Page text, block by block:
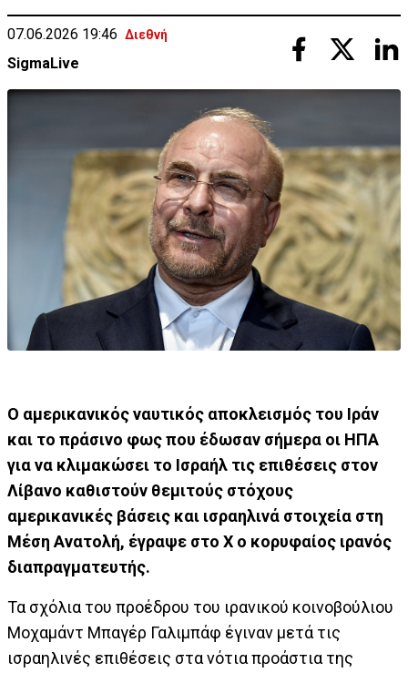
07.06.2026 19:46 Διεθνή
SigmaLive
Ο αμερικανικός ναυτικός αποκλεισμός του Ιράν
και το πράσινο φως που έδωσαν σήμερα οι ΗΠΑ
για να κλιμακώσει το Ισραήλ τις επιθέσεις στον
Λίβανο καθιστούν θεμιτούς στόχους
αμερικανικές βάσεις και ισραηλινά στοιχεία στη
Μέση Ανατολή, έγραψε στο Χ ο κορυφαίος ιρανός
διαπραγματευτής.
Τα σχόλια του προέδρου του ιρανικού κοινοβούλιου
Μοχαμάντ Μπαγέρ Γαλιμπάφ έγιναν μετά τις
ισραηλινές επιθέσεις στα νότια προάστια της